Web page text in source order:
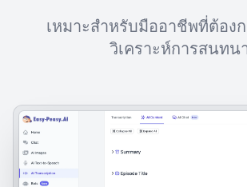
เหมาะสำหรับมืออาชีพที่ต้อง
วิเคราะห์การสนทน